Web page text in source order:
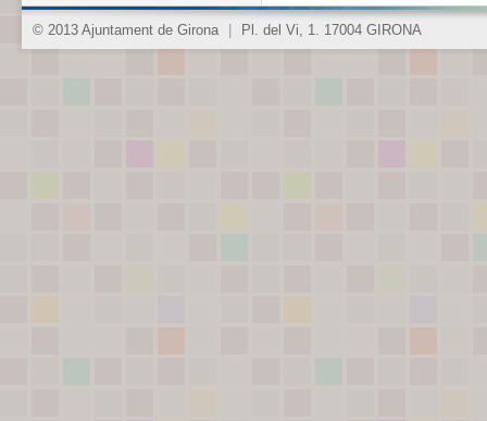
© 2013 Ajuntament de Girona Pl. del Vi, 1. 17004 GIRONA